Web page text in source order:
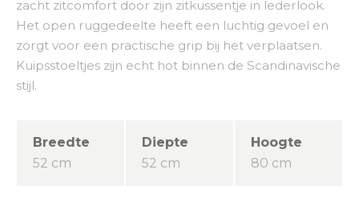
zacht zitcomfort door zijn zitkussentje in lederlook.
Het open ruggedeelte heeft een luchtig gevoel en
zorgt voor een practische grip bij het verplaatsen.
Kuipsstoeltjes zijn echt hot binnen de Scandinavische
stijl.
Breedte
52 cm
Diepte
52 cm
Hoogte
80 cm